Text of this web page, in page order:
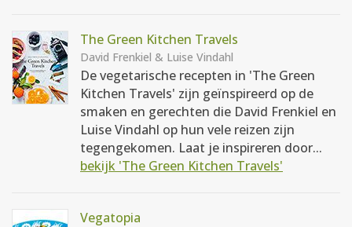
The Green Kitchen Travels
David Frenkiel & Luise Vindahl
De vegetarische recepten in 'The Green
Kitchen Travels' zijn geïnspireerd op de
smaken en gerechten die David Frenkiel en
Luise Vindahl op hun vele reizen zijn
tegengekomen. Laat je inspireren door...
bekijk 'The Green Kitchen Travels'
Vegatopia